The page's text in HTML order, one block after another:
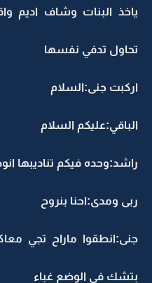
ياخذ البنات وشاف اديم
تحاول تدفي نفسها
اركبت جنى:السلام
الباقي:عليكم السلام
راشد:وحده فيكم تناديبها
ربى ومدى:احنا بنروح
جنى:انطقوا ماراح تجي
بتشك في الوضع غباء